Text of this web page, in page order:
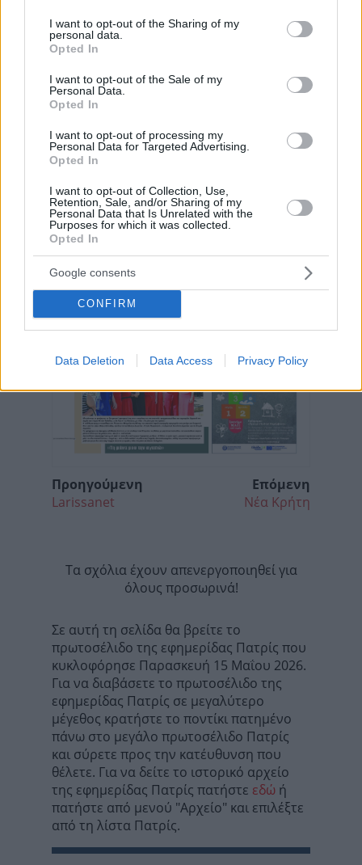
not limited to your visit or usage behaviour. You may click to
grant or deny consent to Google and its third-party tags to
use your data for below specified purposes in below Google
consent section.
I want to opt-out of the Sharing of my
personal data.
Opted In
I want to opt-out of the Sale of my
Personal Data.
Opted In
I want to opt-out of processing my
Personal Data for Targeted Advertising.
Opted In
I want to opt-out of Collection, Use,
Retention, Sale, and/or Sharing of my
Personal Data that Is Unrelated with the
Purposes for which it was collected.
Opted In
Google consents
CONFIRM
Data Deletion Data Access Privacy Policy
Προηγούμενη
Larissanet
Επόμενη
Νέα Κρήτη
Τα σχόλια έχουν απενεργοποιηθεί για
όλους προσωρινά!
Σε αυτή τη σελίδα θα βρείτε το
πρωτοσέλιδο της εφημερίδας Πατρίς που
κυκλοφόρησε Παρασκευή 15 Μαΐου 2026.
Για να διαβάσετε το πρωτοσέλιδο της
εφημερίδας Πατρίς σε μεγαλύτερο
μέγεθος κρατήστε το ποντίκι πατημένο
πάνω στο μεγάλο πρωτοσέλιδο Πατρίς
και σύρετε προς την κατέυθυνση που
θέλετε. Για να δείτε το ιστορικό αρχείο
της εφημερίδας Πατρίς πατήστε εδώ ή
πατήστε από μενού "Αρχείο" και επιλέξτε
από τη λίστα Πατρίς.